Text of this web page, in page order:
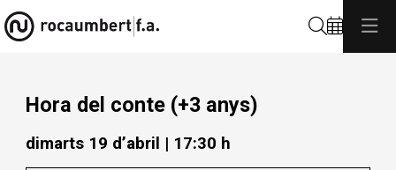
Hora del conte (+3 anys)
dimarts 19 d’abril | 17:30 h